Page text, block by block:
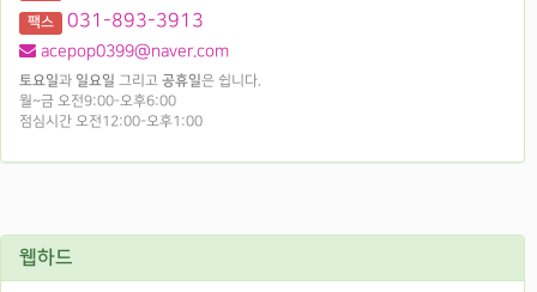
팩스 031-893-3913
acepop0399@naver.com
토요일과 일요일 그리고 공휴일은 쉽니다.
월~금 오전9:00-오후6:00
점심시간 오전12:00-오후1:00
웹하드